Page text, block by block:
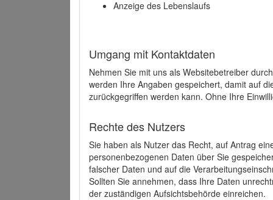
Anzeige des Lebenslaufs
Umgang mit Kontaktdaten
Nehmen Sie mit uns als Websitebetreiber
werden Ihre Angaben gespeichert, damit auf
zurückgegriffen werden kann. Ohne Ihre
Rechte des Nutzers
Sie haben als Nutzer das Recht, auf Antrag
personenbezogenen Daten über Sie
falscher Daten und auf die
Sollten Sie annehmen, dass Ihre Daten
der zuständigen Aufsichtsbehörde einreichen.